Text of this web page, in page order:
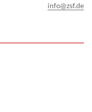
info@zsf.de